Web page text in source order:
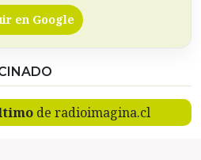
en Google
de radioimagina.cl